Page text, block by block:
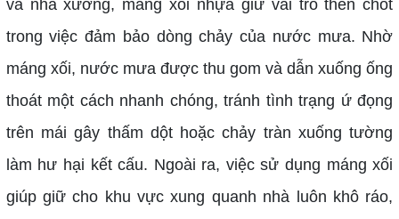
và nhà xưởng, máng xối nhựa giữ vai trò then chốt
trong việc đảm bảo dòng chảy của nước mưa. Nhờ
máng xối, nước mưa được thu gom và dẫn xuống ống
thoát một cách nhanh chóng, tránh tình trạng ứ đọng
trên mái gây thấm dột hoặc chảy tràn xuống tường
làm hư hại kết cấu. Ngoài ra, việc sử dụng máng xối
giúp giữ cho khu vực xung quanh nhà luôn khô ráo,